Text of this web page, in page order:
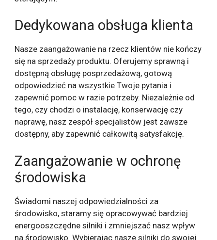
Dedykowana obsługa klienta
Nasze zaangażowanie na rzecz klientów nie kończy
się na sprzedaży produktu. Oferujemy sprawną i
dostępną obsługę posprzedażową, gotową
odpowiedzieć na wszystkie Twoje pytania i
zapewnić pomoc w razie potrzeby. Niezależnie od
tego, czy chodzi o instalację, konserwację czy
naprawę, nasz zespół specjalistów jest zawsze
dostępny, aby zapewnić całkowitą satysfakcję.
Zaangażowanie w ochronę
środowiska
Świadomi naszej odpowiedzialności za
środowisko, staramy się opracowywać bardziej
energooszczędne silniki i zmniejszać nasz wpływ
na środowisko. Wybierając nasze silniki do swojej